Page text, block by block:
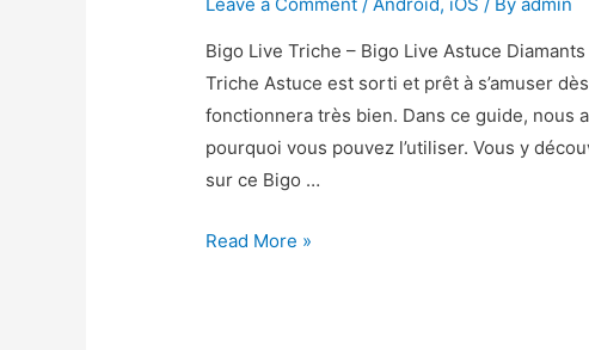
Bigo Live Triche – Bigo Live Astuce
Triche Astuce est sorti et prêt à s’amuser
fonctionnera très bien. Dans ce guide, nous
pourquoi vous pouvez l’utiliser. Vous y
sur ce Bigo …
Bigo
Read More »